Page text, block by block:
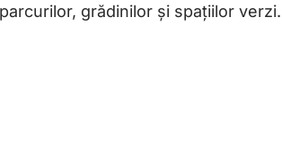
grădinilor și spațiilor verzi.